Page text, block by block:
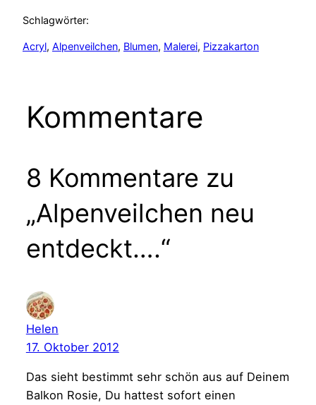
Schlagwörter:
Acryl, Alpenveilchen, Blumen, Malerei, Pizzakarton
Kommentare
8 Kommentare zu
„Alpenveilchen neu
entdeckt….“
Helen
17. Oktober 2012
Das sieht bestimmt sehr schön aus auf Deinem
Balkon Rosie, Du hattest sofort einen